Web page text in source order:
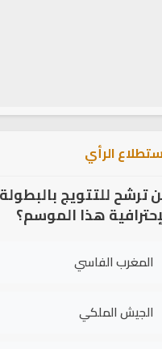
الرأي
ترشح للتتويج بالبطولة
هذا الموسم؟
المغرب الفاسي
الجيش الملكي